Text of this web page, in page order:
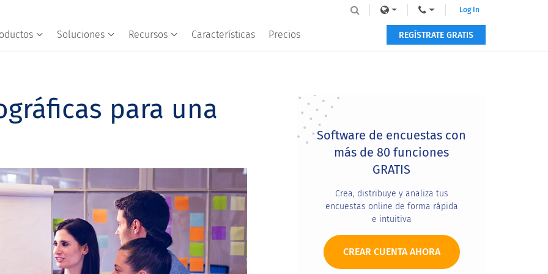
Soluciones Recursos Características Precios
Log In
REGÍSTRATE GRATIS
para una
Primary
Sidebar
Software de encuestas con
más de 80 funciones
GRATIS
Crea, distribuye y analiza tus
encuestas online de forma rápida
e intuitiva
CREAR CUENTA AHORA